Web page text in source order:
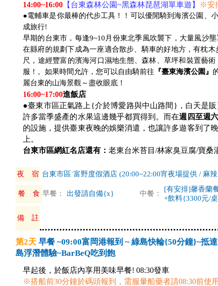
14:00~16:00 【台東森林公園~黑森林琵琶湖單車遊】 ※安
●電輔車是你最棒的代步工具！！可以優閒騎到海濱公園、
成旅行!
早期的台東市，每逢9~10月份東北季風吹襲下，大量風沙
在縣府的規劃下成為一座適合散步、騎車的好地方，有枕
尺，途經豐富的濱海河口濕地生態、森林、草坪和裝置藝
服！。如果時間允許，您可以自由騎前往 『臺東海濱公園』
麗台東的山海景觀～盡收眼底！
16:00~17:00進飯店
●臺東市區正氣路上{介於博愛路與中山路間}，白天是
許多當季盛產的水果這邊幾乎都買得到。而在週四至週
的設施，提供臺東夜晚的娛樂消遣，也讓許多遊客到了
上。
台東市區網紅名店還有： 老東台米苔目/林家臭豆腐/寶桑
夜 宿 台東市區˙富野度假酒店 (20:00~22:00宵夜場提供 / 麻
餐 食 早餐： 出發請自備{x} 中餐：
[有安排]馨香蘭
+飲料{3300元/
備 註
第2天 早餐 ~09:00富岡港報到 ~ 綠島快輪{50分鐘}~抵
島浮潛體驗~BarBeQ吃到飽
早起後，於飯店內享用美味早餐! 08:30發車
※搭船前30分鐘於碼頭報到，需服暈船藥者請08:30前使